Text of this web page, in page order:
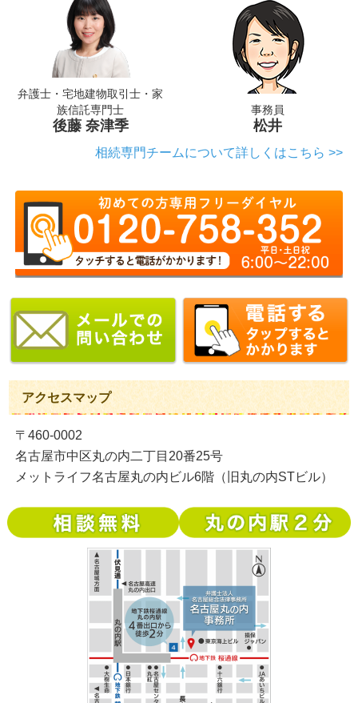
弁護士・宅地建物取引士・家
族信託専門士
後藤 奈津季
事務員
松井
相続専門チームについて詳しくはこちら >>
アクセスマップ
〒460-0002
名古屋市中区丸の内二丁目20番25号
メットライフ名古屋丸の内ビル6階（旧丸の内STビル）